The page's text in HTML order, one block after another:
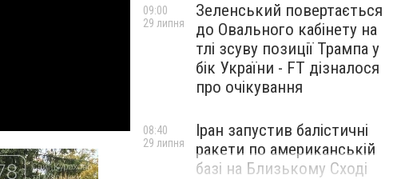
Зеленський повертається
до Овального кабінету на
тлі зсуву позиції Трампа у
бік України - FT дізналося
про очікування
09:00
29 липня
Іран запустив балістичні
ракети по американській
базі на Близькому Сході
08:40
29 липня